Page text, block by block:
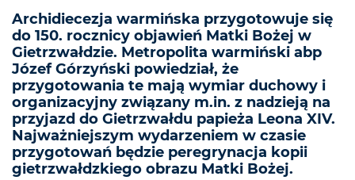
Archidiecezja warmińska przygotowuje się
do 150. rocznicy objawień Matki Bożej w
Gietrzwałdzie. Metropolita warmiński abp
Józef Górzyński powiedział, że
przygotowania te mają wymiar duchowy i
organizacyjny związany m.in. z nadzieją na
przyjazd do Gietrzwałdu papieża Leona XIV.
Najważniejszym wydarzeniem w czasie
przygotowań będzie peregrynacja kopii
gietrzwałdzkiego obrazu Matki Bożej.